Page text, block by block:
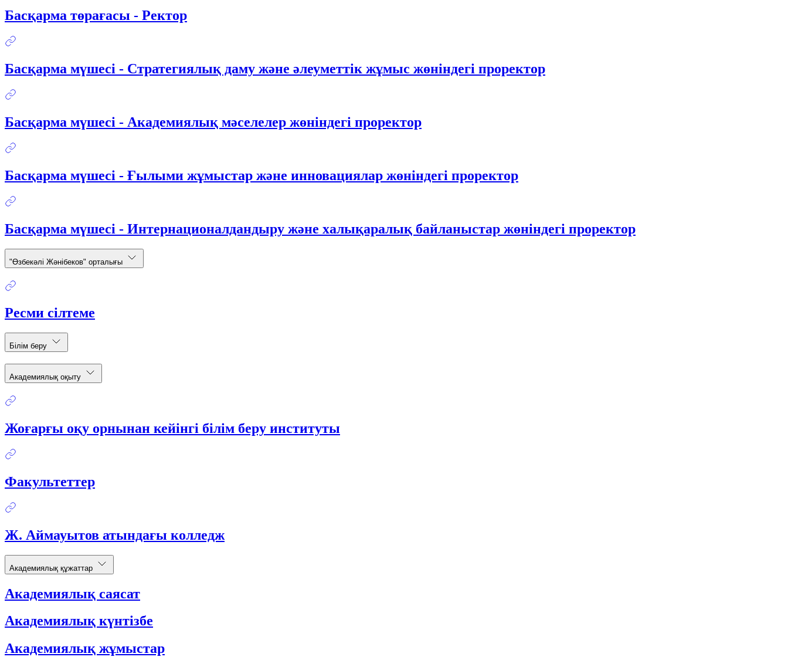
Басқарма төрағасы - Ректор
Басқарма мүшесі - Стратегиялық даму және әлеуметтік жұмыс жөніндегі проректор
Басқарма мүшесі - Академиялық мәселелер жөніндегі проректор
Басқарма мүшесі - Ғылыми жұмыстар және инновациялар жөніндегі проректор
Басқарма мүшесі - Интернационалдандыру және халықаралық байланыстар жөніндегі проректор
"Өзбекәлі Жәнібеков" орталығы
Ресми сілтеме
Білім беру
Академиялық оқыту
Жоғарғы оқу орнынан кейінгі білім беру институты
Факультеттер
Ж. Аймауытов атындағы колледж
Академиялық құжаттар
Академиялық саясат
Академиялық күнтізбе
Академиялық жұмыстар